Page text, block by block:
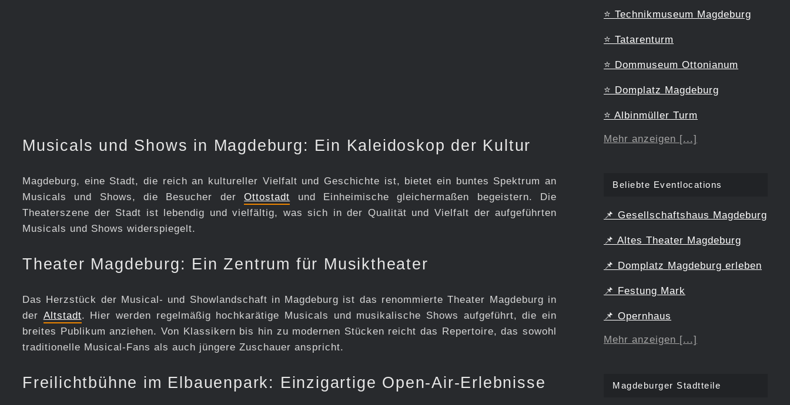
Musicals und Shows in Magdeburg: Ein Kaleidoskop der Kultur
Magdeburg, eine Stadt, die reich an kultureller Vielfalt und Geschichte ist, bietet ein buntes Spektrum an
Musicals und Shows, die Besucher derOttostadt und Einheimische gleichermaßen begeistern. Die
Theaterszene der Stadt ist lebendig und vielfältig, was sich in der Qualität und Vielfalt der aufgeführten
Musicals und Shows widerspiegelt.
Theater Magdeburg: Ein Zentrum für Musiktheater
Das Herzstück der Musical- und Showlandschaft in Magdeburg ist das renommierte Theater Magdeburg in
der Altstadt. Hier werden regelmäßig hochkarätige Musicals und musikalische Shows aufgeführt, die ein
breites Publikum anziehen. Von Klassikern bis hin zu modernen Stücken reicht das Repertoire, das sowohl
traditionelle Musical-Fans als auch jüngere Zuschauer anspricht.
Freilichtbühne im Elbauenpark: Einzigartige Open-Air-Erlebnisse
⭐Technikmuseum Magdeburg
⭐Tatarenturm
⭐ Dommuseum Ottonianum
⭐ Domplatz Magdeburg
⭐Albinmüller Turm
Mehr anzeigen [...]
Beliebte Eventlocations
📌 Gesellschaftshaus Magdeburg
📌Altes Theater Magdeburg
📌 Domplatz Magdeburg erleben
📌 Festung Mark
📌Opernhaus
Mehr anzeigen [...]
Magdeburger Stadtteile